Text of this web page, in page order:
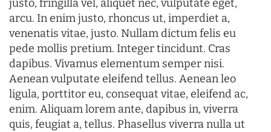
justo, fringilla vel, aliquet nec, vulputate eget,
arcu. In enim justo, rhoncus ut, imperdiet a,
venenatis vitae, justo. Nullam dictum felis eu
pede mollis pretium. Integer tincidunt. Cras
dapibus. Vivamus elementum semper nisi.
Aenean vulputate eleifend tellus. Aenean leo
ligula, porttitor eu, consequat vitae, eleifend ac,
enim. Aliquam lorem ante, dapibus in, viverra
quis, feugiat a, tellus. Phasellus viverra nulla ut